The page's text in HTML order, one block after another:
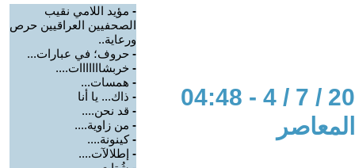
- مؤيد اللامي نقيب
الصحفيين العراقيين حرص
ورعاية..
- حروف؛ في عبارات...
- خربشااااااات....
- همسات...
- ذاك... يا أنا
- قد نحن....
- من زاوية....
-كينونة....
- إطلالآت....